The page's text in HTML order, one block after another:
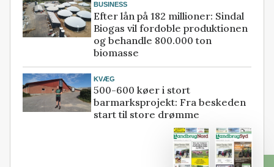
BUSINESS
Efter lån på 182 millioner: Sindal
Biogas vil fordoble produktionen
og behandle 800.000 ton
biomasse
KVÆG
500-600 køer i stort
barmarksprojekt: Fra beskeden
start til store drømme